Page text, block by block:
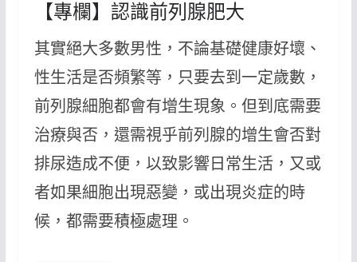
【專欄】認識前列腺肥大
其實絕大多數男性，不論基礎健康好壞、
性生活是否頻繁等，只要去到一定歲數，
前列腺細胞都會有增生現象。但到底需要
治療與否，還需視乎前列腺的增生會否對
排尿造成不便，以致影響日常生活，又或
者如果細胞出現惡變，或出現炎症的時
候，都需要積極處理。